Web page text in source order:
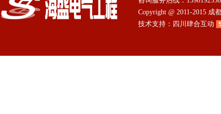
Copyright @ 2011-2015
技术支持： 四川肆合互动